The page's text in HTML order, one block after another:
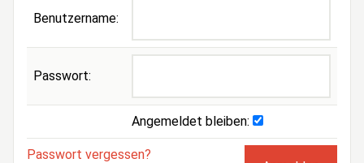
Benutzername:
Passwort:
Angemeldet bleiben:
Passwort vergessen?